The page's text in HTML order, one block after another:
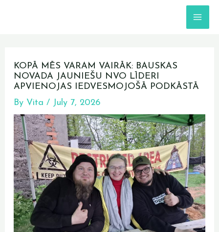
KOPĀ MĒS VARAM VAIRĀK: BAUSKAS
NOVADA JAUNIEŠU NVO LĪDERI
APVIENOJAS IEDVESMOJOŠĀ PODKĀSTĀ
By Vita/ July 7, 2026